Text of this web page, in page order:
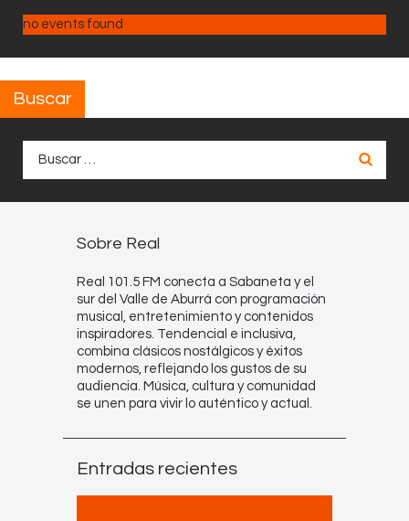
no events found
Buscar
Sobre Real
Real 101.5 FM conecta a Sabaneta y el
sur del Valle de Aburrá con programación
musical, entretenimiento y contenidos
inspiradores. Tendencial e inclusiva,
combina clásicos nostálgicos y éxitos
modernos, reflejando los gustos de su
audiencia. Música, cultura y comunidad
se unen para vivir lo auténtico y actual.
Entradas recientes